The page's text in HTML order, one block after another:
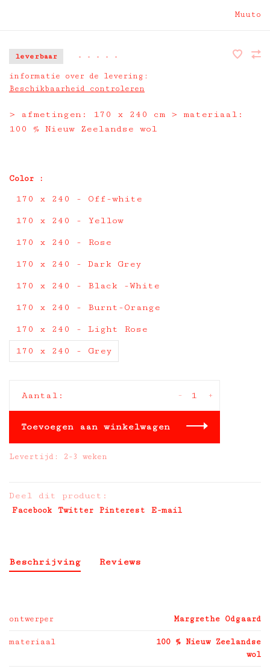
Muuto
leverbaar • • • • •
informatie over de levering:
Beschikbaarheid controleren
> afmetingen: 170 x 240 cm > materiaal:
100 % Nieuw Zeelandse wol
Color :
170 x 240 - Off-white
170 x 240 - Yellow
170 x 240 - Rose
170 x 240 - Dark Grey
170 x 240 - Black -White
170 x 240 - Burnt-Orange
170 x 240 - Light Rose
170 x 240 - Grey
Aantal: +
-
Toevoegen aan winkelwagen
Levertijd: 2-3 weken
Deel dit product:
Facebook Twitter Pinterest E-mail
Beschrijving Reviews
ontwerper Margrethe Odgaard
materiaal
100 % Nieuw Zeelandse
wol